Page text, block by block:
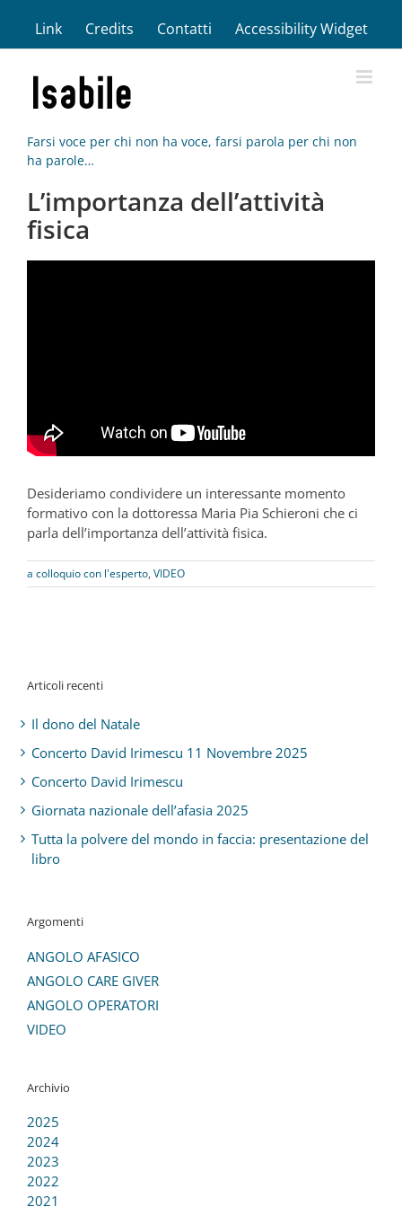
contenuto
Link Credits Contatti Accessibility Widget
Farsi voce per chi non ha voce, farsi parola per chi non
ha parole…
L’importanza dell’attività
fisica
Desideriamo condividere un interessante momento
formativo con la dottoressa Maria Pia Schieroni che ci
parla dell’importanza dell’attività fisica.
a colloquio con l'esperto, VIDEO
Articoli recenti
Il dono del Natale
Concerto David Irimescu 11 Novembre 2025
Concerto David Irimescu
Giornata nazionale dell’afasia 2025
Tutta la polvere del mondo in faccia: presentazione del
libro
Argomenti
ANGOLO AFASICO
ANGOLO CARE GIVER
ANGOLO OPERATORI
VIDEO
Archivio
2025
2024
2023
2022
2021